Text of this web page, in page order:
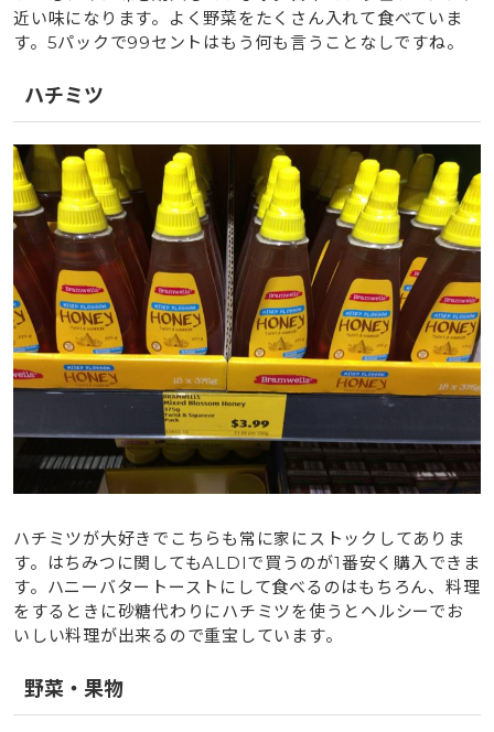
近い味になります。よく野菜をたくさん入れて食べていま
す。5パックで99セントはもう何も言うことなしですね。
ハチミツ
ハチミツが大好きでこちらも常に家にストックしてありま
す。はちみつに関してもALDIで買うのが1番安く購入できま
す。ハニーバタートーストにして食べるのはもちろん、料理
をするときに砂糖代わりにハチミツを使うとヘルシーでお
いしい料理が出来るので重宝しています。
野菜・果物